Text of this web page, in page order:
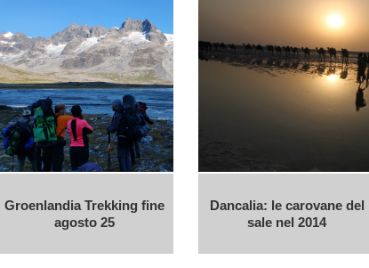
Groenlandia Trekking fine
agosto 25
Dancalia: le carovane del
sale nel 2014